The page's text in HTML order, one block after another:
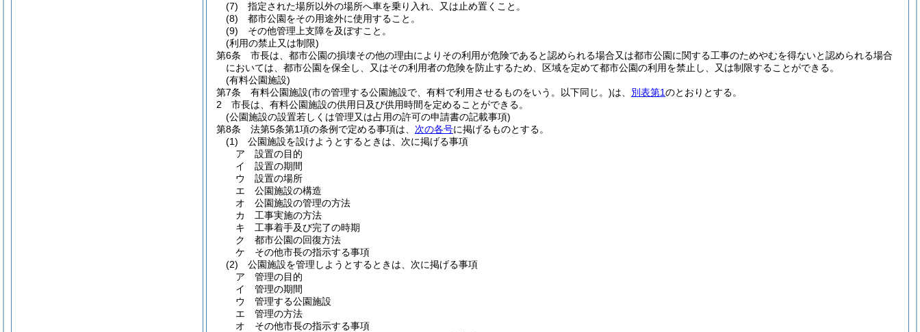
(7)
指定された場所以外の場所へ車を乗り入れ、又は止め置くこと。
(8)
都市公園をその用途外に使用すること。
(9)
その他管理上支障を及ぼすこと。
(利用の禁止又は制限)
第6条
市長は、都市公園の損壊その他の理由によりその利用が危険であると認められる場合又は都市公園に関する工事のためやむを得ないと認められる場合
においては、都市公園を保全し、又はその利用者の危険を防止するため、区域を定めて都市公園の利用を禁止し、又は制限することができる。
(有料公園施設)
第7条
有料公園施設(市の管理する公園施設で、有料で利用させるものをいう。以下同じ。)は、 別表第1のとおりとする。
2
市長は、有料公園施設の供用日及び供用時間を定めることができる。
(公園施設の設置若しくは管理又は占用の許可の申請書の記載事項)
第8条
法第5条第1項の条例で定める事項は、 次の各号に掲げるものとする。
(1)
公園施設を設けようとするときは、次に掲げる事項
ア
設置の目的
イ
設置の期間
ウ
設置の場所
エ
公園施設の構造
オ
公園施設の管理の方法
カ
工事実施の方法
キ
工事着手及び完了の時期
ク
都市公園の回復方法
ケ
その他市長の指示する事項
(2)
公園施設を管理しようとするときは、次に掲げる事項
ア
管理の目的
イ
管理の期間
ウ
管理する公園施設
エ
管理の方法
オ
その他市長の指示する事項